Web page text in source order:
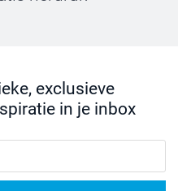
exclusieve
in je inbox